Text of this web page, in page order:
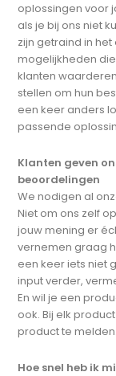
oplossingen voor
als je bij ons niet
zijn getraind in
mogelijkheden
klanten
stellen om hun
een keer anders
passende
Klanten geven
beoordelingen
We nodigen al
Niet om ons zelf
jouw mening er
vernemen graag
een keer iets niet
input verder,
En wil je een
ook. Bij elk
product te melden.
Hoe snel heb ik